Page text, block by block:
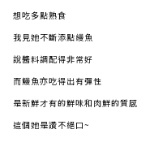
想吃多點熟食
我見她不斷添點縵魚
說醬料調配得非常好
而鰻魚亦吃得出有彈性
是新鮮才有的鮮味和肉鮮的質感
這個她是讚不絕口~